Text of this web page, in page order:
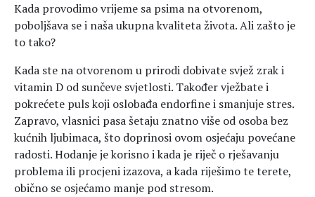
Kada provodimo vrijeme sa psima na otvorenom,
poboljšava se i naša ukupna kvaliteta života. Ali zašto je
to tako?
Kada ste na otvorenom u prirodi dobivate svjež zrak i
vitamin D od sunčeve svjetlosti. Također vježbate i
pokrećete puls koji oslobađa endorfine i smanjuje stres.
Zapravo, vlasnici pasa šetaju znatno više od osoba bez
kućnih ljubimaca, što doprinosi ovom osjećaju povećane
radosti. Hodanje je korisno i kada je riječ o rješavanju
problema ili procjeni izazova, a kada riješimo te terete,
obično se osjećamo manje pod stresom.